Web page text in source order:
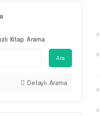
Kitap Arama
Ara
Detaylı Arama